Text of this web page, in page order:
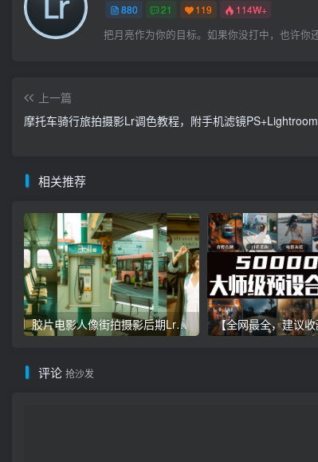
880 21 119 114W+
把月亮作为你的目标。如果你没打中，也许你
上一篇
摩托车骑行旅拍摄影Lr调色教程，附手机滤镜PS+Lightroom
相关推荐
胶片电影人像街拍摄影后期Lr调色教程，手机滤镜PS+Lightroom预设下载！
评论 抢沙发